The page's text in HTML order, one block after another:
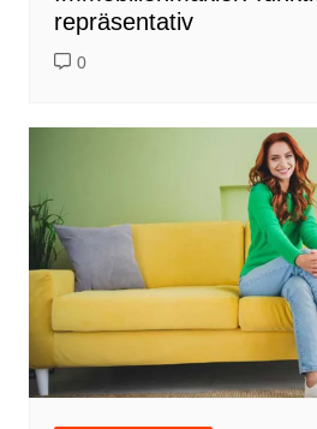
repräsentativ
0